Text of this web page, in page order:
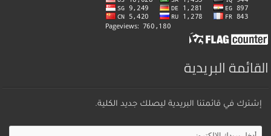
القائمة البريدية
إشترك في قائمتنا البريدية ليصلك جديد الكلية.